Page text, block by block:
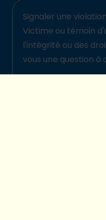
Signaler une violation
Victime ou témoin
l'intégrité ou des
vous une question à